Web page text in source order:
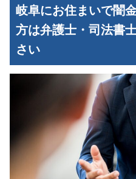
岐阜にお住まいで闇
方は弁護士・司法書
さい